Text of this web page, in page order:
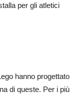
per gli atletici
hanno progettato
di queste. Per i più